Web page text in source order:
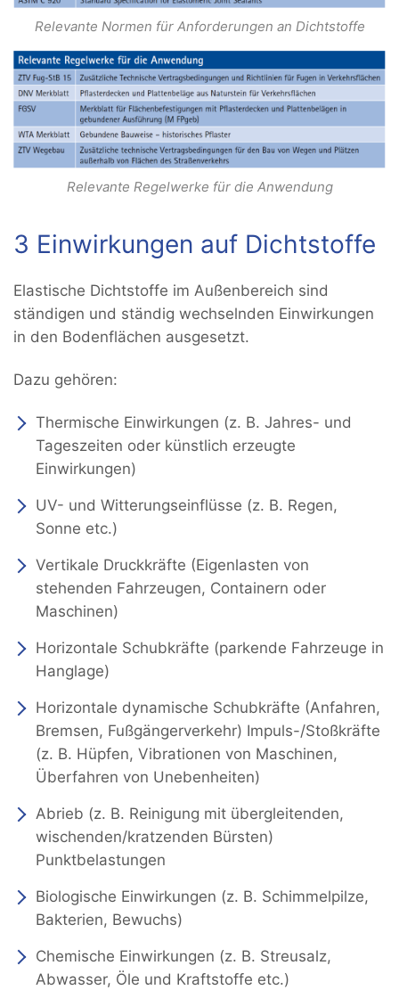
Relevante Normen für Anforderungen an Dichtstoffe
Relevante Regelwerke für die Anwendung
3 Einwirkungen auf Dichtstoffe
Elastische Dichtstoffe im Außenbereich sind
ständigen und ständig wechselnden Einwirkungen
in den Bodenflächen ausgesetzt.
Dazu gehören:
Thermische Einwirkungen (z. B. Jahres- und
Tageszeiten oder künstlich erzeugte
Einwirkungen)
UV- und Witterungseinflüsse (z. B. Regen,
Sonne etc.)
Vertikale Druckkräfte (Eigenlasten von
stehenden Fahrzeugen, Containern oder
Maschinen)
Horizontale Schubkräfte (parkende Fahrzeuge in
Hanglage)
Horizontale dynamische Schubkräfte (Anfahren,
Bremsen, Fußgängerverkehr) Impuls-/Stoßkräfte
(z. B. Hüpfen, Vibrationen von Maschinen,
Überfahren von Unebenheiten)
Abrieb (z. B. Reinigung mit übergleitenden,
wischenden/kratzenden Bürsten)
Punktbelastungen
Biologische Einwirkungen (z. B. Schimmelpilze,
Bakterien, Bewuchs)
Chemische Einwirkungen (z. B. Streusalz,
Abwasser, Öle und Kraftstoffe etc.)